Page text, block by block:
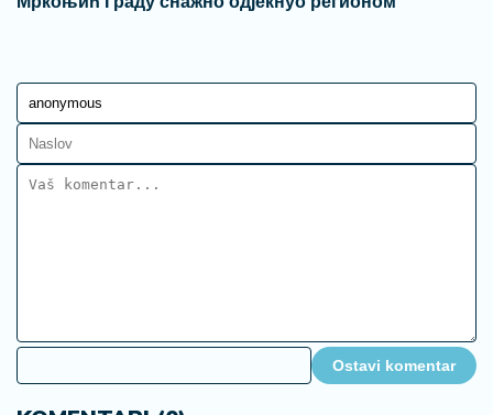
Ostavi komentar